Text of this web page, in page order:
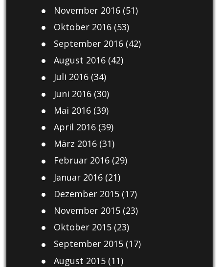
November 2016(51)
Oktober 2016(53)
September 2016(42)
August 2016(42)
Juli 2016(34)
Juni 2016(30)
Mai 2016(39)
April 2016(39)
März 2016(31)
Februar 2016(29)
Januar 2016(21)
Dezember 2015(17)
November 2015(23)
Oktober 2015(23)
September 2015(17)
August 2015(11)